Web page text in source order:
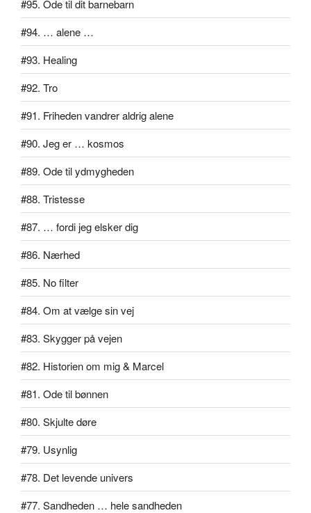
#95. Ode til dit barnebarn
#94. … alene …
#93. Healing
#92. Tro
#91. Friheden vandrer aldrig alene
#90. Jeg er … kosmos
#89. Ode til ydmygheden
#88. Tristesse
#87. … fordi jeg elsker dig
#86. Nærhed
#85. No filter
#84. Om at vælge sin vej
#83. Skygger på vejen
#82. Historien om mig & Marcel
#81. Ode til bønnen
#80. Skjulte døre
#79. Usynlig
#78. Det levende univers
#77. Sandheden … hele sandheden